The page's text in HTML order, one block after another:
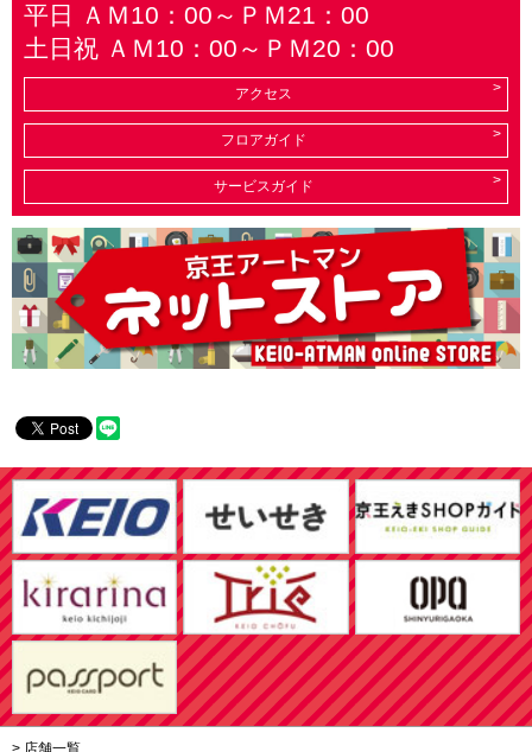
平日 ＡＭ10：00～ＰＭ21：00
土日祝 ＡＭ10：00～ＰＭ20：00
アクセス
フロアガイド
サービスガイド